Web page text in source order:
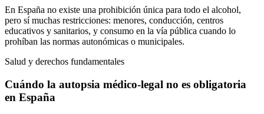
En España no existe una prohibición única para todo el alcohol,
pero sí muchas restricciones: menores, conducción, centros
educativos y sanitarios, y consumo en la vía pública cuando lo
prohíban las normas autonómicas o municipales.
Salud y derechos fundamentales
Cuándo la autopsia médico-legal no es obligatoria
en España